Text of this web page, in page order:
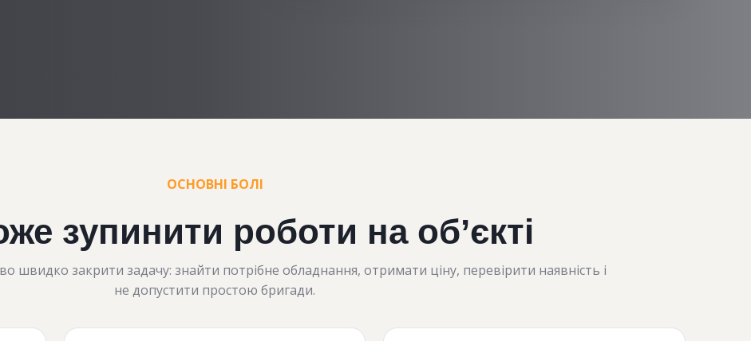
ОСНОВНІ БОЛІ
зупинити роботи на об’єкті
швидко закрити задачу: знайти потрібне обладнання, отримати ціну, перевірити наявність і
не допустити простою бригади.